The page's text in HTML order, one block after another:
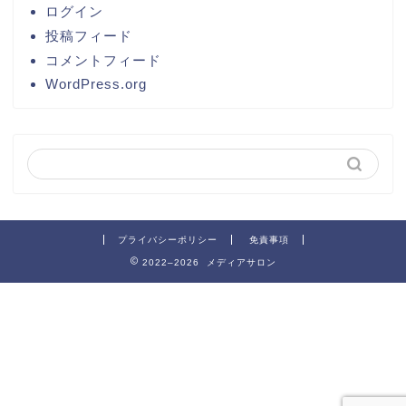
ログイン
投稿フィード
コメントフィード
WordPress.org
プライバシーポリシー 免責事項
2022–2026 メディアサロン